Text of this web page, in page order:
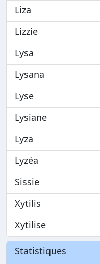
Liza
Lizzie
Lysa
Lysana
Lyse
Lysiane
Lyza
Lyzéa
Sissie
Xytilis
Xytilise
Statistiques